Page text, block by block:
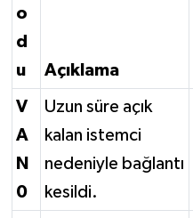
o
d
u
Açıklama
V
A
N
0
Uzun süre açık
kalan istemci
nedeniyle bağlantı
kesildi.